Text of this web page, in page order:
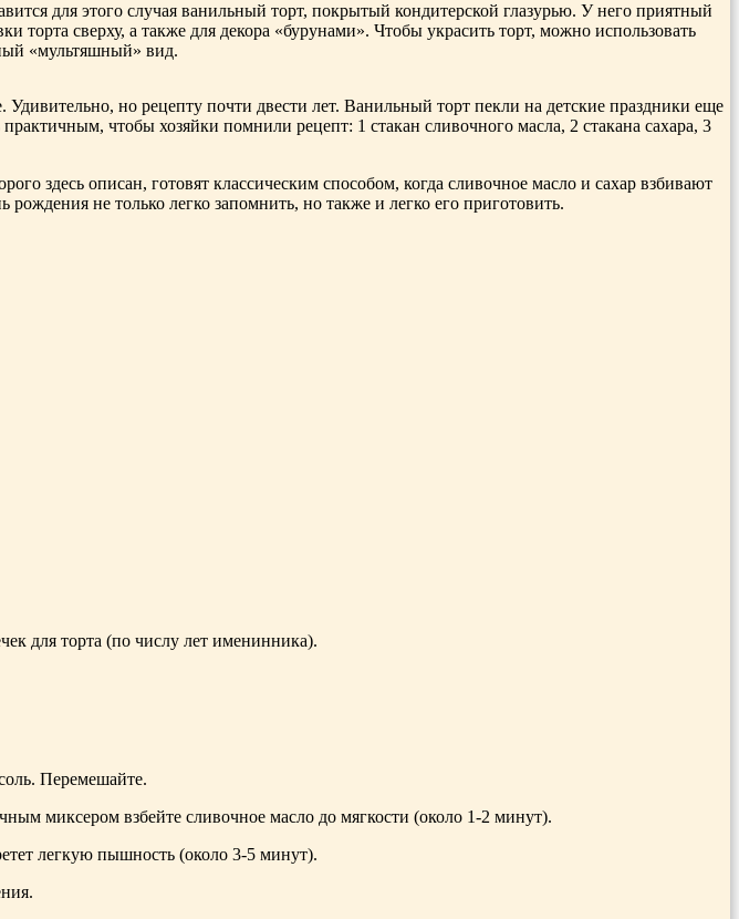
для этого случая ванильный торт, покрытый кондитерской глазурью. У него приятный
торта сверху, а также для декора «бурунами». Чтобы украсить торт, можно использовать
«мультяшный» вид.
но рецепту почти двести лет. Ванильный торт пекли на детские праздники еще
чтобы хозяйки помнили рецепт: 1 стакан сливочного масла, 2 стакана сахара, 3
здесь описан, готовят классическим способом, когда сливочное масло и сахар взбивают
не только легко запомнить, но также и легко его приготовить.
для торта (по числу лет именинника).
Перемешайте.
миксером взбейте сливочное масло до мягкости (около 1-2 минут).
легкую пышность (около 3-5 минут).